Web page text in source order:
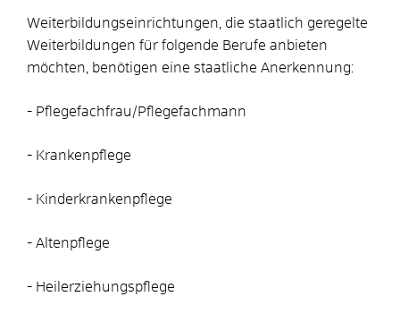
Weiterbildungseinrichtungen, die staatlich geregelte
Weiterbildungen für folgende Berufe anbieten
möchten, benötigen eine staatliche Anerkennung:
- Pflegefachfrau/Pflegefachmann
- Krankenpflege
- Kinderkrankenpflege
- Altenpflege
- Heilerziehungspflege